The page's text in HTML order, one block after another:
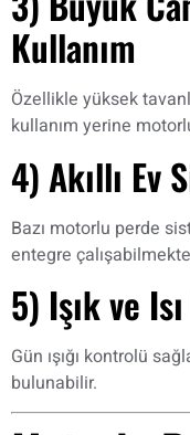
Kullanım
Özellikle yüksek
kullanım yerine
4) Akıllı Ev
Bazı motorlu perde
entegre
5) Işık ve
Gün ışığı kontrolü
bulunabilir.